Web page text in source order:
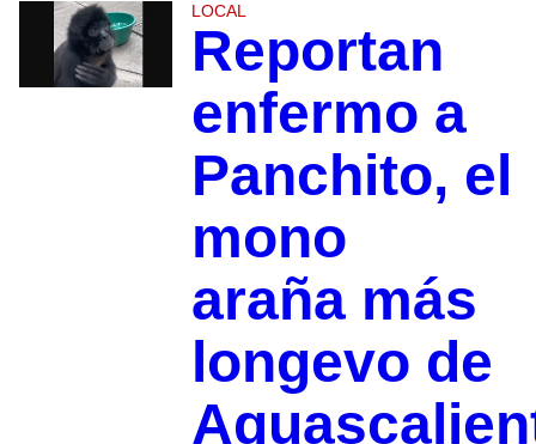
LOCAL
Reportan
enfermo a
Panchito, el
mono
araña más
longevo de